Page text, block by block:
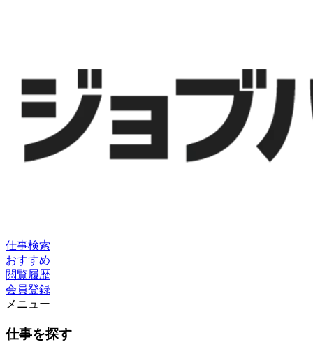
仕事検索
おすすめ
閲覧履歴
会員登録
メニュー
仕事を探す